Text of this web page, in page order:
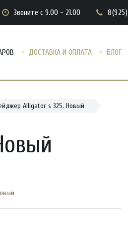
Звоните с 9.00 - 21.00
ДОСТАВКА И ОПЛАТА БЛОГ
Alligator s 325. Новый